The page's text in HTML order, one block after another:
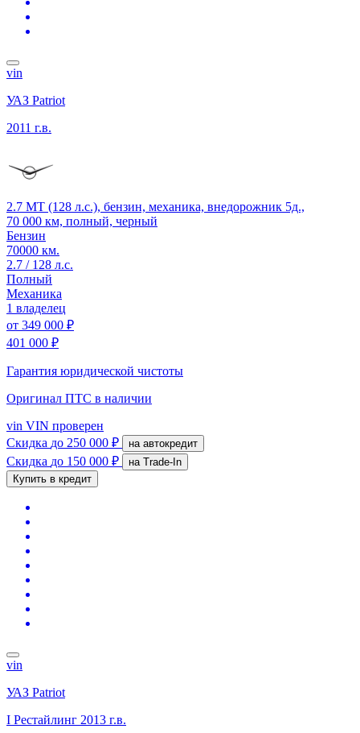
vin
УАЗ Patriot
2011 г.в.
2.7 MT (128 л.с.), бензин, механика, внедорожник 5д.,
70 000 км, полный, черный
Бензин
70000 км.
2.7 / 128 л.с.
Полный
Механика
1 владелец
от 349 000 ₽
401 000 ₽
Гарантия юридической чистоты
Оригинал ПТС в наличии
vin VIN проверен
Скидка до 250 000 ₽ на автокредит
Скидка до 150 000 ₽
на Trade-In
Купить в кредит
vin
УАЗ Patriot
I Рестайлинг 2013 г.в.